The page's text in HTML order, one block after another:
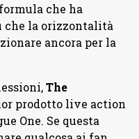
che ha
la orizzontalità
ancora per la
The
prodotto live action
One. Se questa